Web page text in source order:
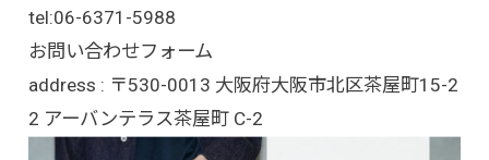
tel:06-6371-5988
お問い合わせフォーム
address : 〒530-0013 大阪府大阪市北区茶屋町15-2
2 アーバンテラス茶屋町 C-2